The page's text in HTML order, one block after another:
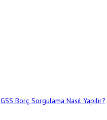
GSS Borç Sorgulama Nasıl Yapılır?